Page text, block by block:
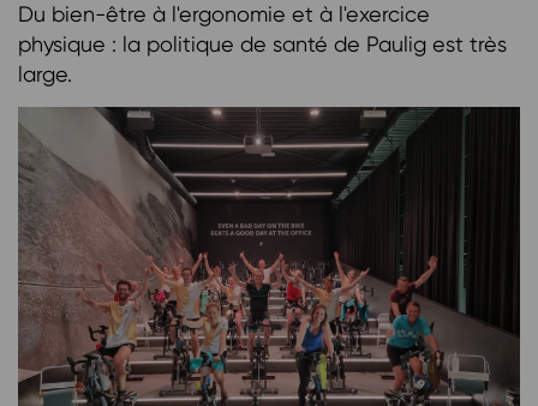
Du bien-être à l'ergonomie et à l'exercice
physique : la politique de santé de Paulig est très
large.